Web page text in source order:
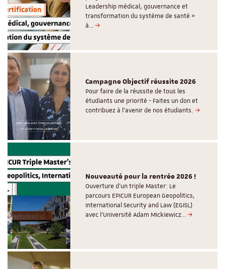
Leadership médical, gouvernance et
transformation du système de santé »
à…
Campagne Objectif réussite 2026
Pour faire de la réussite de tous les
étudiants une priorité - Faites un don et
contribuez à l’avenir de nos étudiants.
Nouveauté pour la rentrée 2026 !
Ouverture d'un triple Master: Le
parcours EPICUR European Geopolitics,
International Security and Law (EGISL)
avec l’Université Adam Mickiewicz…